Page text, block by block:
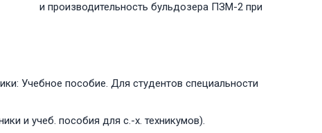
бульдозера ПЗМ-2 при
Учебное пособие. Для студентов специальности
и учеб. пособия для с.-х. техникумов).